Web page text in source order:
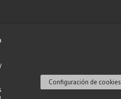
Configuración de cookies